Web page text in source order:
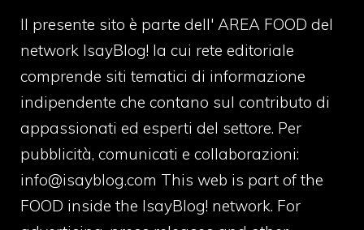
Il presente sito è parte dell' AREA FOOD del
network IsayBlog! la cui rete editoriale
comprende siti tematici di informazione
indipendente che contano sul contributo di
appassionati ed esperti del settore. Per
pubblicità, comunicati e collaborazioni:
info@isayblog.com This web is part of the
FOOD inside the IsayBlog! network. For